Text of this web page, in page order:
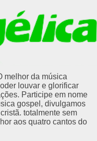
melhor da música
louvar e glorificar
Participe em nome
gospel, divulgamos
totalmente sem
aos quatro cantos do